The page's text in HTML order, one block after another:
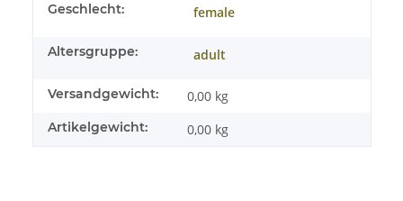
Geschlecht: female
Altersgruppe: adult
Versandgewicht: 0,00 kg
Artikelgewicht: 0,00 kg